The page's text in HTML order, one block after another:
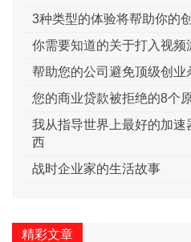
3种类型的体验将帮助你的
你需要知道的关于打入视频
帮助您的公司避免顶级创业
您的商业贷款被拒绝的8个
我从指导世界上最好的加
西
战时企业家的生活故事
精彩文章